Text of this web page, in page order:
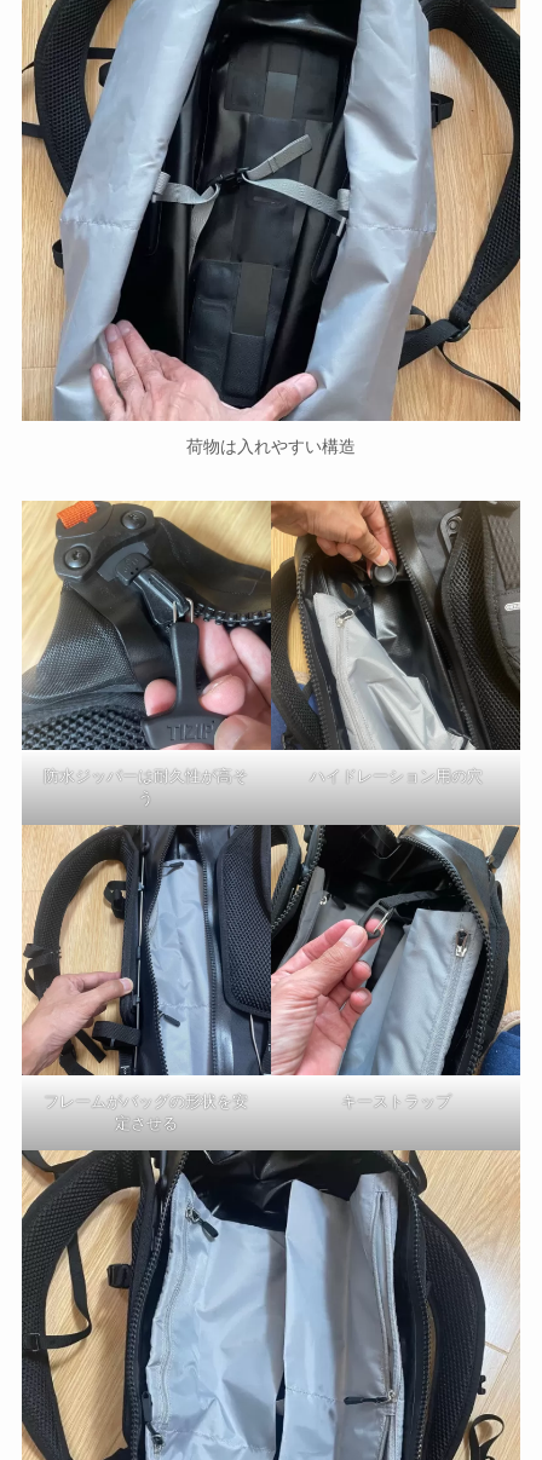
荷物は入れやすい構造
防水ジッパーは耐久性が高そ
う
ハイドレーション用の穴
フレームがバッグの形状を安
定させる
キーストラップ